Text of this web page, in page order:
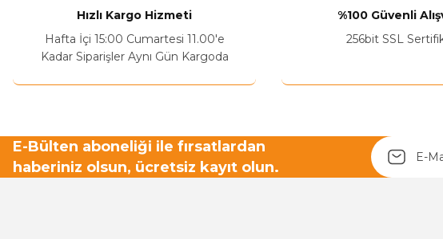
Bu ürüne benzer farklı alternatifler olmalı.
Hızlı Kargo Hizmeti
Hafta İçi 15:00 Cumartesi 11.00'e
Kadar Siparişler Aynı Gün Kargoda
%100 Güvenli
256bit SSL
E-Bülten aboneliği ile fırsatlardan
haberiniz olsun, ücretsiz kayıt olun.